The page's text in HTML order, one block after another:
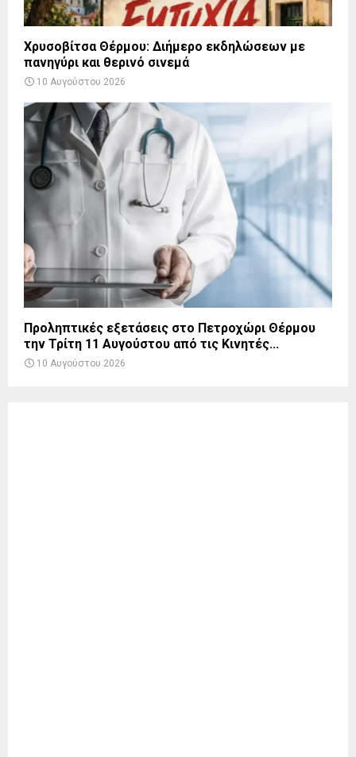
Χρυσοβίτσα Θέρμου: Διήμερο εκδηλώσεων με
πανηγύρι και θερινό σινεμά
10 Αυγούστου 2026
Προληπτικές εξετάσεις στο Πετροχώρι Θέρμου
την Τρίτη 11 Αυγούστου από τις Κινητές...
10 Αυγούστου 2026